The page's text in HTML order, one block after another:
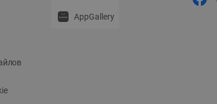
AppGallery